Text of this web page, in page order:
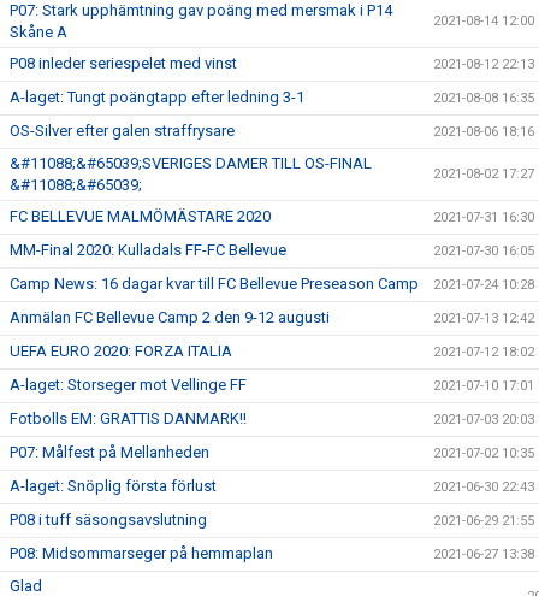
P07: Stark upphämtning gav poäng med mersmak i P14
Skåne A
2021-08-14 12:00
P08 inleder seriespelet med vinst 2021-08-12 22:13
A-laget: Tungt poängtapp efter ledning 3-1 2021-08-08 16:35
OS-Silver efter galen straffrysare 2021-08-06 18:16
&#11088;&#65039;SVERIGES DAMER TILL OS-FINAL
&#11088;&#65039;
2021-08-02 17:27
FC BELLEVUE MALMÖMÄSTARE 2020 2021-07-31 16:30
MM-Final 2020: Kulladals FF-FC Bellevue 2021-07-30 16:05
Camp News: 16 dagar kvar till FC Bellevue Preseason Camp 2021-07-24 10:28
Anmälan FC Bellevue Camp 2 den 9-12 augusti 2021-07-13 12:42
UEFA EURO 2020: FORZA ITALIA 2021-07-12 18:02
A-laget: Storseger mot Vellinge FF 2021-07-10 17:01
Fotbolls EM: GRATTIS DANMARK!! 2021-07-03 20:03
P07: Målfest på Mellanheden 2021-07-02 10:35
A-laget: Snöplig första förlust 2021-06-30 22:43
P08 i tuff säsongsavslutning 2021-06-29 21:55
P08: Midsommarseger på hemmaplan 2021-06-27 13:38
Glad